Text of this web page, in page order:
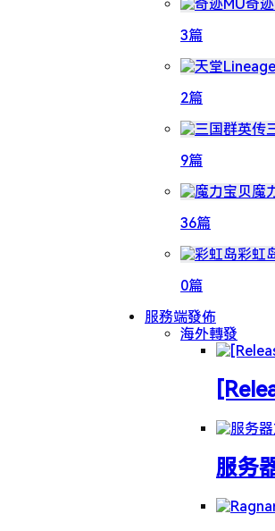
奇
3篇
2篇
9篇
魔
36篇
彩虹
0篇
服務端發佈
海外轉發
服务